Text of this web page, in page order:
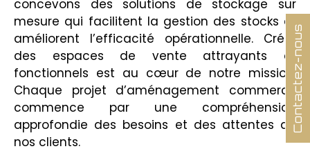
concevons des solutions de stockage sur
mesure qui facilitent la gestion des stocks et
améliorent l’efficacité opérationnelle. Créer
des espaces de vente attrayants et
fonctionnels est au cœur de notre mission.
Chaque projet d’aménagement commerce
commence par une compréhension
approfondie des besoins et des attentes de
nos clients.
Contactez-nous